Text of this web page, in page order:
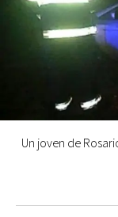
Un joven de